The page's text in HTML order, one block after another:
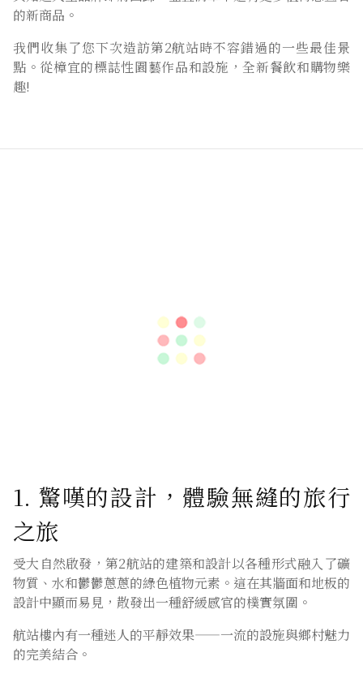
我們收集了您下次造訪第2航站時不容錯過的一些最佳景
點。從樟宜的標誌性園藝作品和設施，全新餐飲和購物樂
趣!
受大自然啟發，第2航站的建築和設計以各種形式融入了礦
物質、水和鬱鬱蔥蔥的綠色植物元素。這在其牆面和地板的
航站樓內有一種迷人的平靜效果——一流的設施與鄉村魅力
的完美結合。
改造後的航站內的樟宜標誌性園藝奇觀怎麼樣？我們在下面
的故事中專門用了整整一個部分來介紹迷人的創作。